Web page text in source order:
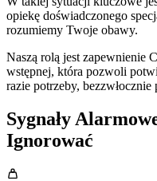
opiekę doświadczonego
rozumiemy Twoje obawy.
Naszą rolą jest zapewnienie
wstępnej, która pozwoli
razie potrzeby,
Sygnały
Ignorować